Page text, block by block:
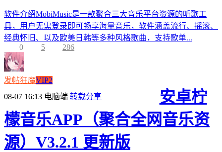
软件介绍MobiMusic是一款聚合三大音乐平台资源的听歌工
具，用户无需登录即可畅享海量音乐，软件涵盖流行、摇滚、
经典怀旧、以及欧美日韩等多种风格歌曲，支持歌单...
0
5 286
发帖狂魔VIP2
08-07 16:13 电脑端 转载分享
安卓柠
檬音乐APP（聚合全网音乐资
源）V3.2.1 更新版